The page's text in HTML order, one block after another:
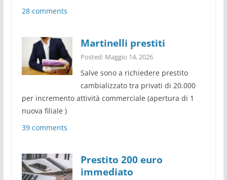
28 comments
Martinelli prestiti
Posted: Maggio 14, 2026
Salve sono a richiedere prestito
cambializzato tra privati di 20.000
per incremento attività commerciale (apertura di 1
nuova filiale )
39 comments
Prestito 200 euro
immediato